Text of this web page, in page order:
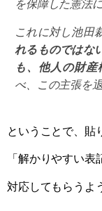
を保障した憲法
これに対し池田
れるものではな
も、他人の財産
べ、この主張を退
ということで、貼
「解かりやすい表
対応してもらうよ